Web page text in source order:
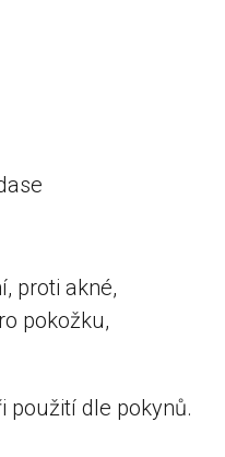
proti akné,
pokožku,
použití dle pokynů.